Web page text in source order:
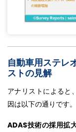
自動車用ステレ
ストの見解
アナリストによると
因は以下の通りです。
ADAS技術の採用拡